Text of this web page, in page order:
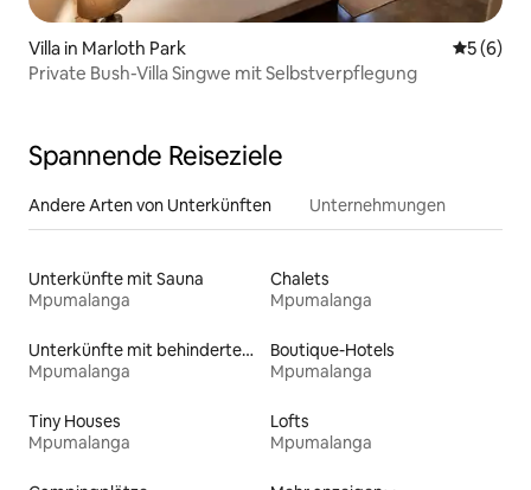
Villa in Marloth Park
5 (6)
Private Bush-Villa Singwe mit Selbstverpflegung
Spannende Reiseziele
Andere Arten von Unterkünften Unternehmungen
Unterkünfte mit Sauna
Mpumalanga
Chalets
Mpumalanga
Unterkünfte mit behindertengerechtem Bett
Mpumalanga
Boutique-Hotels
Mpumalanga
Tiny Houses
Mpumalanga
Lofts
Mpumalanga